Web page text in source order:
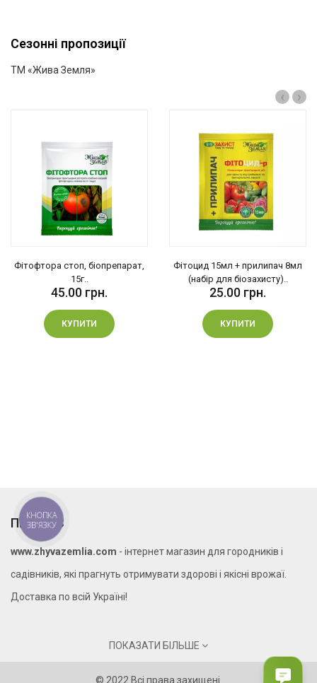
покращують і прискорюють ріст рослин, залишаються
пористими навіть після насичення водою.
Сезонні пропозиції
ТМ «Жива Земля»
‹ ›
Фітофтора стоп, біопрепарат,
15г..
45.00 грн.
КУПИТИ
Фітоцид 15мл + прилипач 8мл
(набір для біозахисту)..
25.00 грн.
КУПИТИ
ПРО НАС
www.zhyvazemlia.com - інтернет магазин для городників і
садівників, які прагнуть отримувати здорові і якісні врожаї.
Доставка по всій Україні!
ПОКАЗАТИ БІЛЬШЕ
© 2022 Всі права захищені
КНОПКА
ЗВ'ЯЗКУ